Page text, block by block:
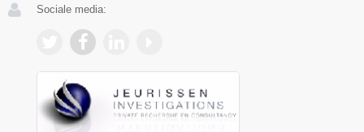
Sociale media: